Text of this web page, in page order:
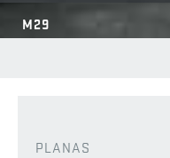
M29
PLANAS